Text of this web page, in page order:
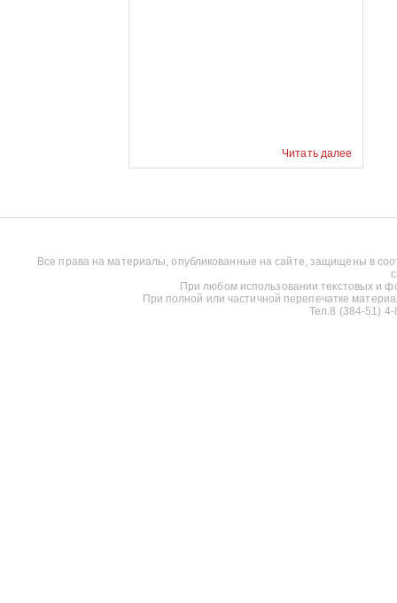
Читать далее
Все права на материалы, опубликованные на сайте, защищены в
При любом использовании текстовых и
При полной или частичной перепечатке
Тел.8 (384-51)